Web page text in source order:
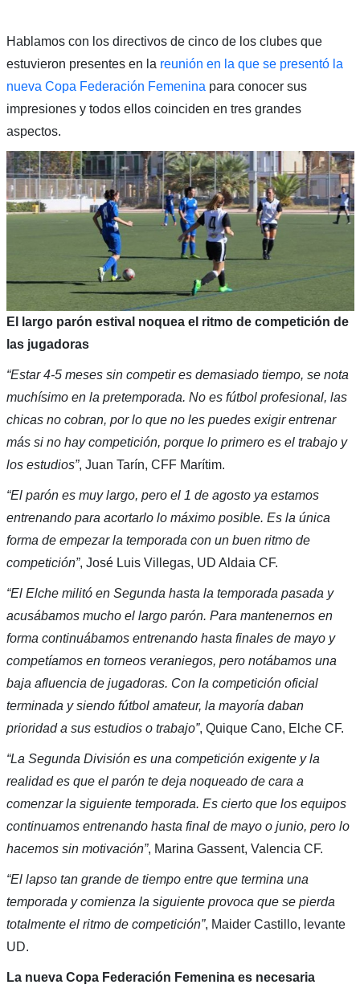
Hablamos con los directivos de cinco de los clubes que
estuvieron presentes en la reunión en la que se presentó la
nueva Copa Federación Femenina para conocer sus
impresiones y todos ellos coinciden en tres grandes
aspectos.
El largo parón estival noquea el ritmo de competición de
las jugadoras
“Estar 4-5 meses sin competir es demasiado tiempo, se nota
muchísimo en la pretemporada. No es fútbol profesional, las
chicas no cobran, por lo que no les puedes exigir entrenar
más si no hay competición, porque lo primero es el trabajo y
los estudios”, Juan Tarín, CFF Marítim.
“El parón es muy largo, pero el 1 de agosto ya estamos
entrenando para acortarlo lo máximo posible. Es la única
forma de empezar la temporada con un buen ritmo de
competición”, José Luis Villegas, UD Aldaia CF.
“El Elche militó en Segunda hasta la temporada pasada y
acusábamos mucho el largo parón. Para mantenernos en
forma continuábamos entrenando hasta finales de mayo y
competíamos en torneos veraniegos, pero notábamos una
baja afluencia de jugadoras. Con la competición oficial
terminada y siendo fútbol amateur, la mayoría daban
prioridad a sus estudios o trabajo”, Quique Cano, Elche CF.
“La Segunda División es una competición exigente y la
realidad es que el parón te deja noqueado de cara a
comenzar la siguiente temporada. Es cierto que los equipos
continuamos entrenando hasta final de mayo o junio, pero lo
hacemos sin motivación”, Marina Gassent, Valencia CF.
“El lapso tan grande de tiempo entre que termina una
temporada y comienza la siguiente provoca que se pierda
totalmente el ritmo de competición”, Maider Castillo, levante
UD.
La nueva Copa Federación Femenina es necesaria